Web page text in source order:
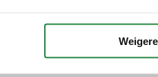
in de buurt. Zo kunnen